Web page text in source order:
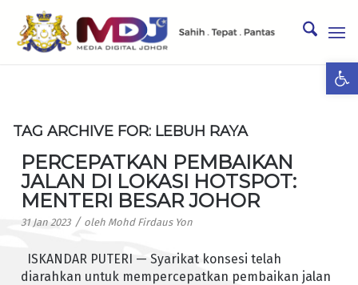
TAG ARCHIVE FOR: LEBUH RAYA
PERCEPATKAN PEMBAIKAN
JALAN DI LOKASI HOTSPOT:
MENTERI BESAR JOHOR
31 Jan 2023 / oleh Mohd Firdaus Yon
ISKANDAR PUTERI — Syarikat konsesi telah
diarahkan untuk mempercepatkan pembaikan jalan